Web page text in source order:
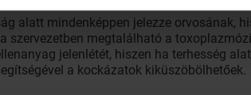
alatt mindenképpen jelezze orvosának,
szervezetben megtalálható a
jelenlétét, hiszen ha terhesség
a kockázatok kiküszöbölhetőek.